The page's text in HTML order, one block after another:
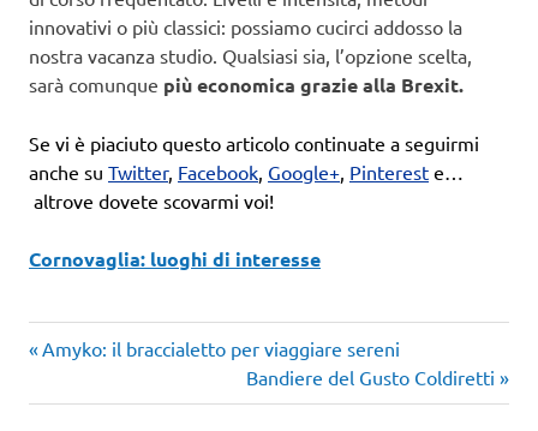
innovativi o più classici: possiamo cucirci addosso la
nostra vacanza studio. Qualsiasi sia, l’opzione scelta,
sarà comunque più economica grazie alla Brexit.
Se vi è piaciuto questo articolo continuate a seguirmi
anche su Twitter, Facebook Google+ Pinterest e…
altrove dovete scovarmi voi!
Cornovaglia: luoghi di interesse
Navigazione
articoli
Articolo
Amyko: il braccialetto per viaggiare sereni
Articolo
successivo:
Bandiere del Gusto Coldiretti